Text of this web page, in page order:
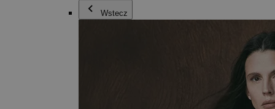
Wstecz